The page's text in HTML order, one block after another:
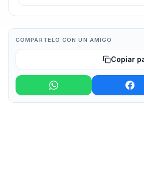
COMPÁRTELO CON UN AMIGO
Copiar